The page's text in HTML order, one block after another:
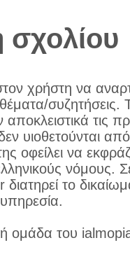
χρήστη να
συζητήσεις.
τις
υιοθετούνται
οφείλει να
νόμους.
το
ομάδα του